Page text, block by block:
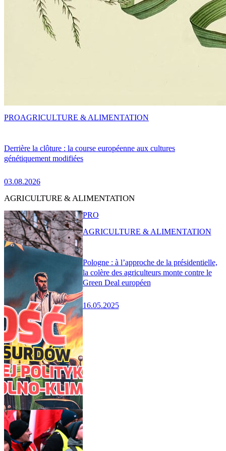
Derrière la clôture : la course européenne aux cultures
génétiquement modifiées
03.08.2026
PROAGRICULTURE & ALIMENTATION
AGRICULTURE & ALIMENTATION
Pologne : à l’approche de la présidentielle,
la colère des agriculteurs monte contre le
Green Deal européen
16.05.2025
PRO
AGRICULTURE & ALIMENTATION